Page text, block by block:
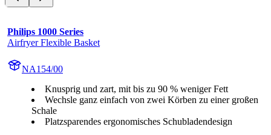
Philips 1000 Series
Airfryer Flexible Basket
NA154/00
Knusprig und zart, mit bis zu 90 % weniger Fett
Wechsle ganz einfach von zwei Körben zu einer großen
Schale
Platzsparendes ergonomisches Schubladendesign